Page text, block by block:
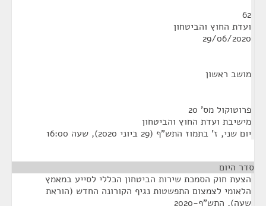
62
ועדת החוץ והביטחון
29/06/2020
מושב ראשון
פרוטוקול מס' 20
מישיבת ועדת החוץ והביטחון
יום שני, ז' בתמוז התש"ף (29 ביוני 2020), שעה 16:00
סדר היום
הצעת חוק הסמכת שירות הביטחון הכללי לסייע במאמץ
הלאומי לצמצום התפשטות נגיף הקורונה החדש (הוראת
שעה), התש"ף-2020